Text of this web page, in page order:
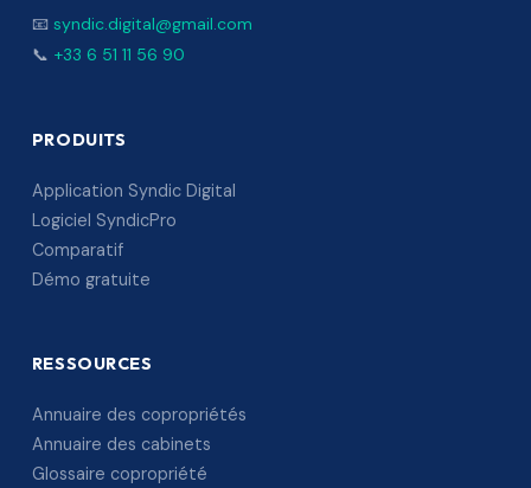
📧 syndic.digital@gmail.com
📞 +33 6 51 11 56 90
PRODUITS
Application Syndic Digital
Logiciel SyndicPro
Comparatif
Démo gratuite
RESSOURCES
Annuaire des copropriétés
Annuaire des cabinets
Glossaire copropriété